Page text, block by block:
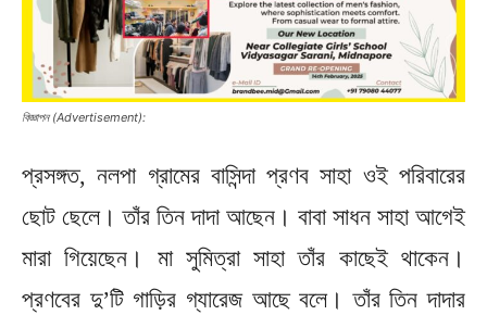
বিজ্ঞাপন (Advertisement):
প্রসঙ্গত, নলপা গ্রামের বাসিন্দা প্রণব সাহা ওই পরিবারের
ছোট ছেলে। তাঁর তিন দাদা আছেন। বাবা সাধন সাহা আগেই
মারা গিয়েছেন। মা সুমিত্রা সাহা তাঁর কাছেই থাকেন।
প্রণবের দু’টি গাড়ির গ্যারেজ আছে বলে। তাঁর তিন দাদার